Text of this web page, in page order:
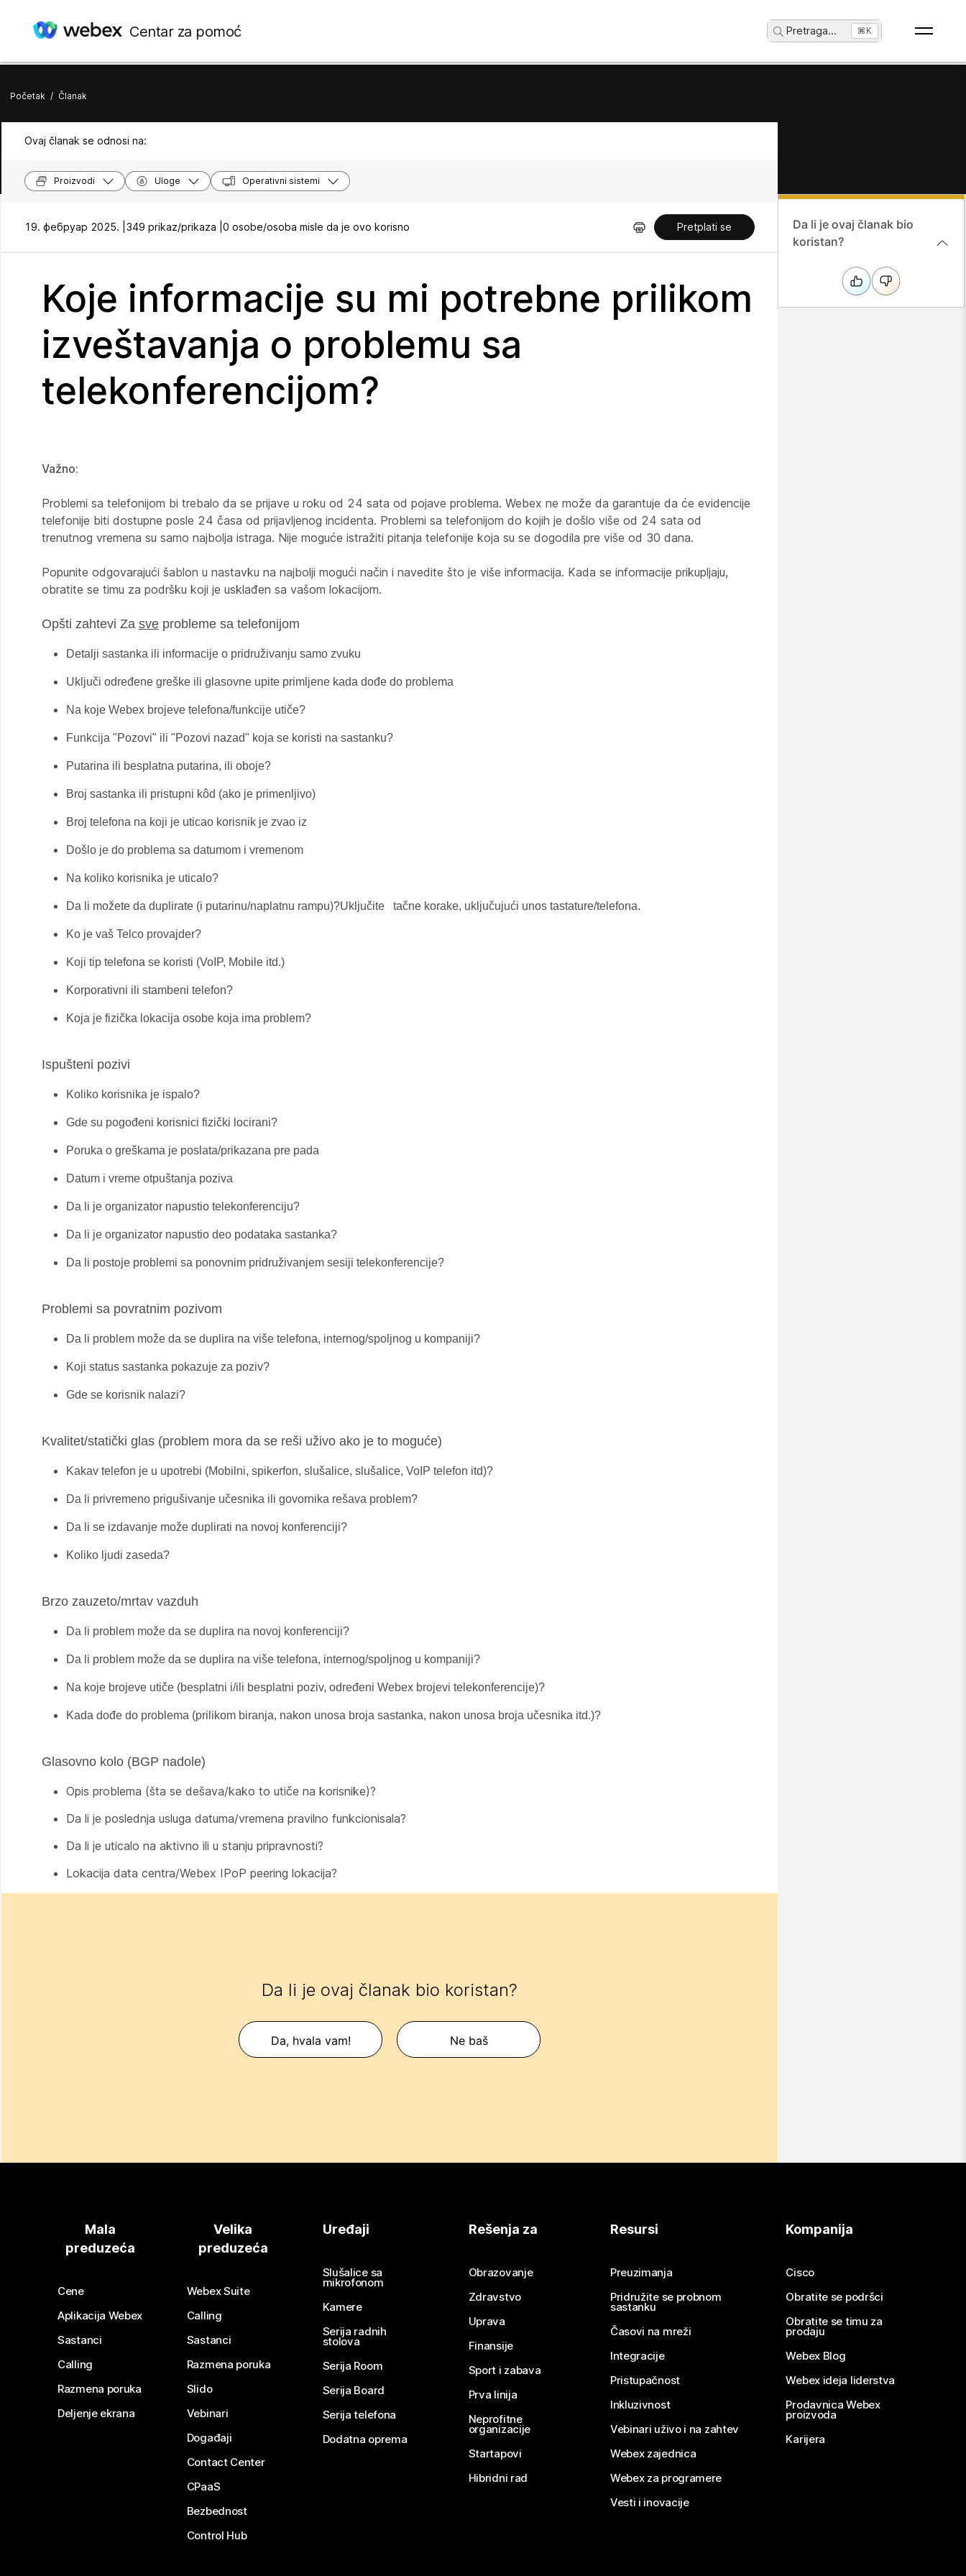
Centar za pomoć Pretraga... ⌘K
Početak / Članak
Ovaj članak se odnosi na:
Proizvodi Uloge Operativni sistemi
19. фебруар 2025. | 349 prikaz/prikaza | 0 osobe/osoba misle da je ovo korisno Pretplati se
Koje informacije su mi potrebne prilikom
izveštavanja o problemu sa
telekonferencijom?
Važno:
Problemi sa telefonijom bi trebalo da se prijave u roku od 24 sata od pojave problema. Webex ne može da garantuje da će evidencije
telefonije biti dostupne posle 24 časa od prijavljenog incidenta. Problemi sa telefonijom do kojih je došlo više od 24 sata od
trenutnog vremena su samo najbolja istraga. Nije moguće istražiti pitanja telefonije koja su se dogodila pre više od 30 dana.
Popunite odgovarajući šablon u nastavku na najbolji mogući način i navedite što je više informacija. Kada se informacije prikupljaju,
obratite se timu za podršku koji je usklađen sa vašom lokacijom.
Opšti zahtevi Za sve probleme sa telefonijom
Detalji sastanka ili informacije o pridruživanju samo zvuku
Uključi određene greške ili glasovne upite primljene kada dođe do problema
Na koje Webex brojeve telefona/funkcije utiče?
Funkcija "Pozovi" ili "Pozovi nazad" koja se koristi na sastanku?
Putarina ili besplatna putarina, ili oboje?
Broj sastanka ili pristupni kôd (ako je primenljivo)
Broj telefona na koji je uticao korisnik je zvao iz
Došlo je do problema sa datumom i vremenom
Na koliko korisnika je uticalo?
Da li možete da duplirate (i putarinu/naplatnu rampu)?Uključite tačne korake, uključujući unos tastature/telefona.
Ko je vaš Telco provajder?
Koji tip telefona se koristi (VoIP, Mobile itd.)
Korporativni ili stambeni telefon?
Koja je fizička lokacija osobe koja ima problem?
Ispušteni pozivi
Koliko korisnika je ispalo?
Gde su pogođeni korisnici fizički locirani?
Poruka o greškama je poslata/prikazana pre pada
Datum i vreme otpuštanja poziva
Da li je organizator napustio telekonferenciju?
Da li je organizator napustio deo podataka sastanka?
Da li postoje problemi sa ponovnim pridruživanjem sesiji telekonferencije?
Problemi sa povratnim pozivom
Da li problem može da se duplira na više telefona, internog/spoljnog u kompaniji?
Koji status sastanka pokazuje za poziv?
Gde se korisnik nalazi?
Kvalitet/statički glas (problem mora da se reši uživo ako je to moguće)
Kakav telefon je u upotrebi (Mobilni, spikerfon, slušalice, slušalice, VoIP telefon itd)?
Da li privremeno prigušivanje učesnika ili govornika rešava problem?
Da li se izdavanje može duplirati na novoj konferenciji?
Koliko ljudi zaseda?
Brzo zauzeto/mrtav vazduh
Da li problem može da se duplira na novoj konferenciji?
Da li problem može da se duplira na više telefona, internog/spoljnog u kompaniji?
Na koje brojeve utiče (besplatni i/ili besplatni poziv, određeni Webex brojevi telekonferencije)?
Kada dođe do problema (prilikom biranja, nakon unosa broja sastanka, nakon unosa broja učesnika itd.)?
Glasovno kolo (BGP nadole)
Opis problema (šta se dešava/kako to utiče na korisnike)?
Da li je poslednja usluga datuma/vremena pravilno funkcionisala?
Da li je uticalo na aktivno ili u stanju pripravnosti?
Lokacija data centra/Webex IPoP peering lokacija?
Da li je ovaj članak bio koristan?
Da, hvala vam! Ne baš
Da li je ovaj članak bio
koristan?
Mala
preduzeća
Cene
Aplikacija Webex
Sastanci
Calling
Razmena poruka
Deljenje ekrana
Velika
preduzeća
Webex Suite
Calling
Sastanci
Razmena poruka
Slido
Vebinari
Događaji
Contact Center
CPaaS
Bezbednost
Control Hub
Uređaji
Slušalice sa
mikrofonom
Kamere
Serija radnih
stolova
Serija Room
Serija Board
Serija telefona
Dodatna oprema
Rešenja za
Obrazovanje
Zdravstvo
Uprava
Finansije
Sport i zabava
Prva linija
Neprofitne
organizacije
Startapovi
Hibridni rad
Resursi
Preuzimanja
Pridružite se probnom
sastanku
Časovi na mreži
Integracije
Pristupačnost
Inkluzivnost
Vebinari uživo i na zahtev
Webex zajednica
Webex za programere
Vesti i inovacije
Kompanija
Cisco
Obratite se podršci
Obratite se timu za
prodaju
Webex Blog
Webex ideja liderstva
Prodavnica Webex
proizvoda
Karijera